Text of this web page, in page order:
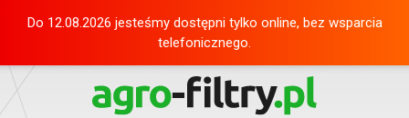
Do 12.08.2026 jesteśmy dostępni tylko online, bez wsparcia
telefonicznego.